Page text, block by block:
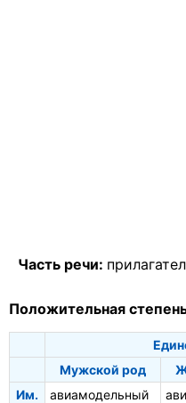
Часть речи:
Положительная
Мужской род
Им.
авиамодельный